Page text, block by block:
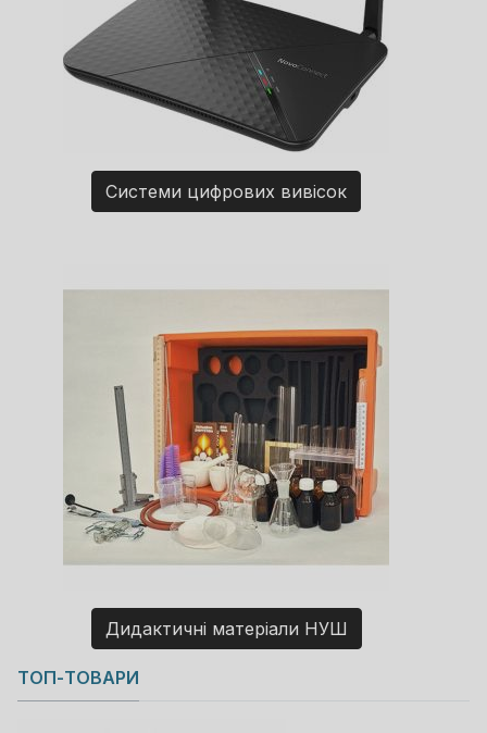
Системи цифрових вивісок
Дидактичні матеріали НУШ
Copyright MAXXmarketing GmbH
JoomShopping Download & Support
ТОП-ТОВАРИ